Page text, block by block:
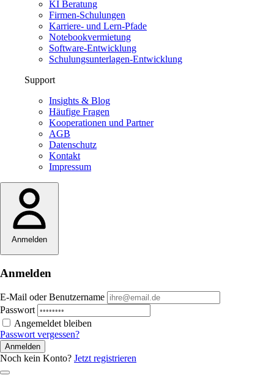
KI Beratung
Firmen-Schulungen
Karriere- und Lern-Pfade
Notebookvermietung
Software-Entwicklung
Schulungsunterlagen-Entwicklung
Support
Insights & Blog
Häufige Fragen
Kooperationen und Partner
AGB
Datenschutz
Kontakt
Impressum
Anmelden
Anmelden
E-Mail oder Benutzername
Passwort
Angemeldet bleiben
Passwort vergessen?
Anmelden
Noch kein Konto? Jetzt registrieren